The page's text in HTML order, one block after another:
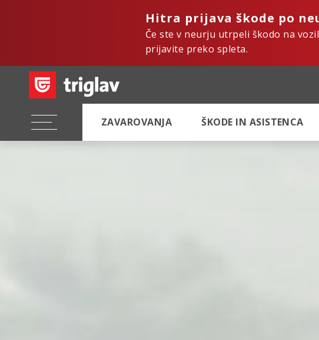
Hitra prijava škode po
Če ste v neurju utrpeli škodo na
prijavite preko spleta.
ZAVAROVANJA ŠKODE IN ASISTENCA